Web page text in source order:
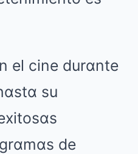
el cine durαnte
su
de